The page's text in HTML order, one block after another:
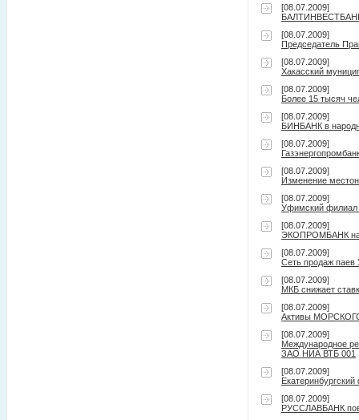
[08.07.2009]
БАЛТИНВЕСТБАНК
[08.07.2009]
Председатель
[08.07.2009]
Хакасский
[08.07.2009]
Более 15 тысяч
[08.07.2009]
БИНБАНК в
[08.07.2009]
[08.07.2009]
Изменение
[08.07.2009]
Уфимский филиал
[08.07.2009]
ЭКОПРОМБАНК
[08.07.2009]
Сеть продаж
[08.07.2009]
МКБ снижает
[08.07.2009]
Активы МОРСКОГО
[08.07.2009]
Международное
ЗАО НИА ВТБ 001
[08.07.2009]
[08.07.2009]
РУССЛАВБАНК